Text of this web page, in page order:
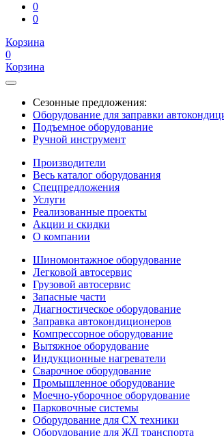
0
0
Корзина
0
Корзина
Сезонные предложения:
Оборудование для заправки
Подъемное оборудование
Ручной инструмент
Производители
Весь каталог оборудования
Спецпредложения
Услуги
Реализованные проекты
Акции и скидки
О компании
Шиномонтажное оборудование
Легковой автосервис
Грузовой автосервис
Запасные части
Диагностическое оборудование
Заправка автокондиционеров
Компрессорное оборудование
Вытяжное оборудование
Индукционные нагреватели
Сварочное оборудование
Промышленное оборудование
Моечно-уборочное оборудование
Парковочные системы
Оборудование для СХ техники
Оборудование для ЖД транспорта